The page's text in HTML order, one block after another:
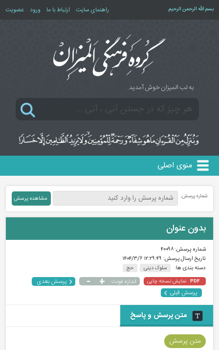
بسم الله الرحمن الرحیم راهنمای سایت ارتباط با ما ورود عضویت
به لب المیزان خوش آمدید.
منوی اصلی
شماره پرسش:
بدون عنوان
شماره پرسش:۴۰۰۹۸
تاریخ ارسال پرسش: ۱۲:۲۹:۴۹ ۱۴۰۴/۳/۶
دسته بندی ها:
سلوک دینی حج
PDF نمایش نسخه چاپی اندازه فونت: +
-
پرسش بعدی
پرسش قبلی
متن پرسش و پاسخ
متن پرسش